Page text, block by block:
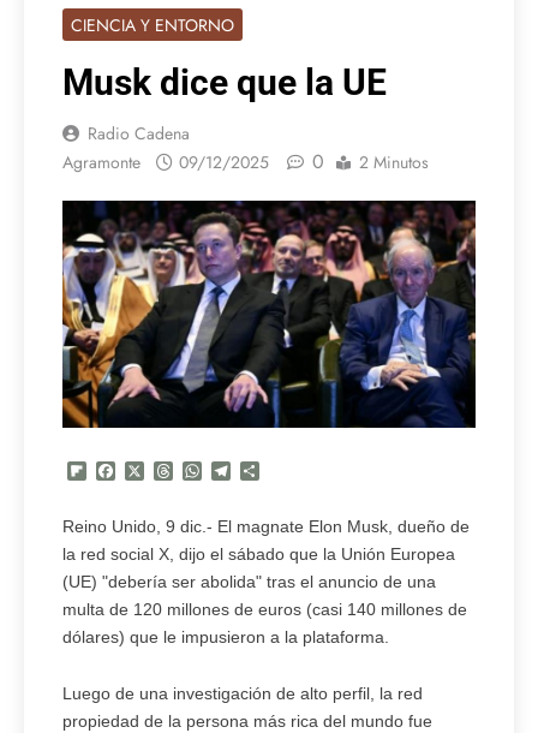
CIENCIA Y ENTORNO
Musk dice que la UE
Radio Cadena
Agramonte
09/12/2025 0 2 Minutos
Flipboard
FacebookThreadsWhatsApp
Telegram
Reino Unido, 9 dic.- El magnate Elon Musk, dueño de
la red social X, dijo el sábado que la Unión Europea
(UE) "debería ser abolida" tras el anuncio de una
multa de 120 millones de euros (casi 140 millones de
dólares) que le impusieron a la plataforma.
Luego de una investigación de alto perfil, la red
propiedad de la persona más rica del mundo fue